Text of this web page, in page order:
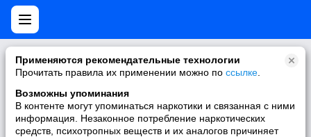
Применяются рекомендательные технологии
Прочитать правила их применении можно по ссылке
Возможны упоминания
В контенте могут упоминаться наркотики и связанная с ними
информация. Незаконное потребление наркотических
средств, психотропных веществ и их аналогов причиняет
Нет мобильной версии
У запрашиваемой вами страницы нет версии для мобильных
версию Моего Мира.
Перейти на полную версию